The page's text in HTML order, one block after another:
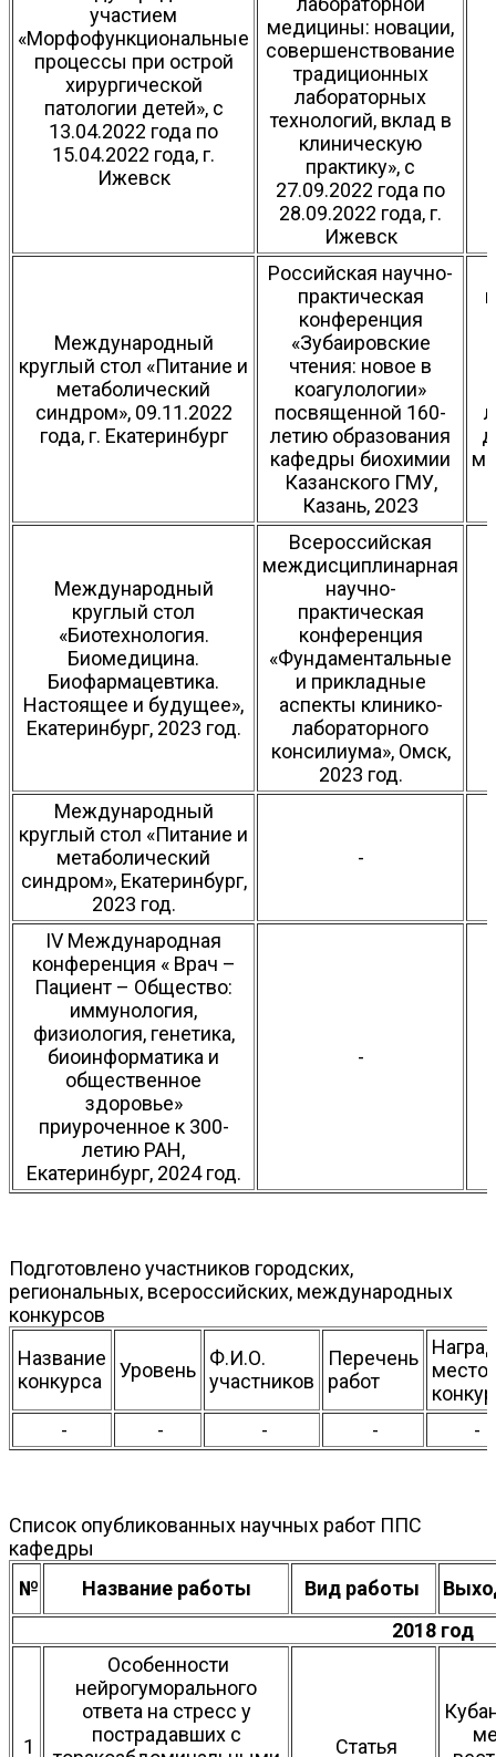
участием
«Морфофункциональные
процессы при острой
хирургической
патологии детей», с
13.04.2022 года по
15.04.2022 года, г.
Ижевск
медицины: новации,
совершенствование
традиционных
лабораторных
технологий, вклад в
клиническую
практику», с
27.09.2022 года по
28.09.2022 года, г.
Ижевск
Международный
круглый стол «Питание и
метаболический
синдром», 09.11.2022
года, г. Екатеринбург
Российская научно-
практическая
конференция
«Зубаировские
чтения: новое в
коагулологии»
посвященной 160-
летию образования
кафедры биохимии
Казанского ГМУ,
Казань, 2023
Международный
круглый стол
«Биотехнология.
Биомедицина.
Биофармацевтика.
Настоящее и будущее»,
Екатеринбург, 2023 год.
Всероссийская
междисциплинарная
научно-
практическая
конференция
«Фундаментальные
и прикладные
аспекты клинико-
лабораторного
консилиума», Омск,
2023 год.
Международный
круглый стол «Питание и
метаболический
синдром», Екатеринбург,
2023 год.
-
IV Международная
конференция « Врач –
Пациент – Общество:
иммунология,
физиология, генетика,
биоинформатика и
общественное
здоровье»
приуроченное к 300-
летию РАН,
Екатеринбург, 2024 год.
-
Подготовлено участников городских,
региональных, всероссийских, международных
конкурсов
Название
конкурса
Уровень
Ф.И.О.
участников
Перечень
работ
место
-
- - - -
Список опубликованных научных работ ППС
кафедры
№
Название работы Вид работы
2018 год
1
Особенности
нейрогуморального
ответа на стресс у
пострадавших с
Статья